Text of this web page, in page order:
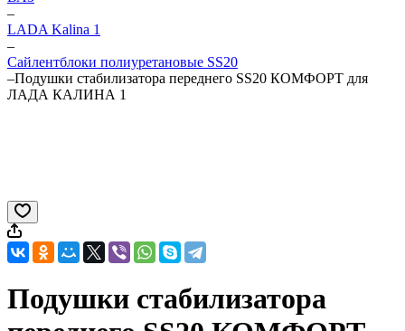
–
LADA Kalina 1
–
Сайлентблоки полиуретановые SS20
–Подушки стабилизатора переднего SS20 КОМФОРТ для
ЛАДА КАЛИНА 1
Подушки стабилизатора